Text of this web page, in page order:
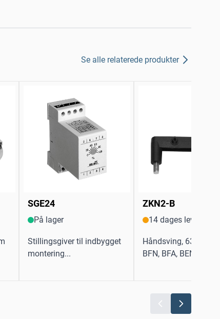
Se alle relaterede produkter
SGE24
På lager
Stillingsgiver til indbygget
montering...
ZKN2-B
14 dages levering
Håndsving, 63 mm,
BFN, BFA, BEN, BEE...